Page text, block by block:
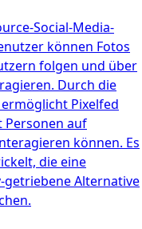
Social-Media-
können Fotos
folgen und über
Durch die
Pixelfed
Personen auf
können. Es
die eine
Alternative